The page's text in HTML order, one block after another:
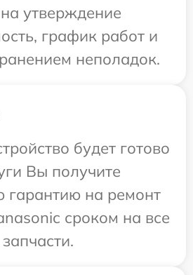
утверждение
график работ и
неполадок.
будет готово
Вы получите
на ремонт
сроком на все